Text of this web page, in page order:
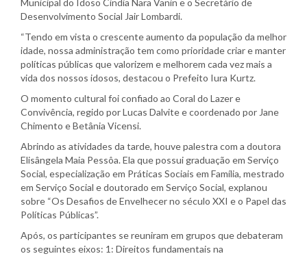
Municipal do Idoso Cindia Nara Vanin e o Secretário de
Desenvolvimento Social Jair Lombardi.
“Tendo em vista o crescente aumento da população da melhor
idade, nossa administração tem como prioridade criar e manter
políticas públicas que valorizem e melhorem cada vez mais a
vida dos nossos idosos, destacou o Prefeito Iura Kurtz.
O momento cultural foi confiado ao Coral do Lazer e
Convivência, regido por Lucas Dalvite e coordenado por Jane
Chimento e Betânia Vicensi.
Abrindo as atividades da tarde, houve palestra com a doutora
Elisângela Maia Pessôa. Ela que possui graduação em Serviço
Social, especialização em Práticas Sociais em Família, mestrado
em Serviço Social e doutorado em Serviço Social, explanou
sobre “Os Desafios de Envelhecer no século XXI e o Papel das
Políticas Públicas”.
Após, os participantes se reuniram em grupos que debateram
os seguintes eixos: 1: Direitos fundamentais na